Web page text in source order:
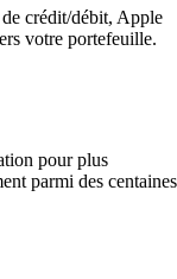
crédit/débit, Apple
votre portefeuille.
pour plus
parmi des centaines